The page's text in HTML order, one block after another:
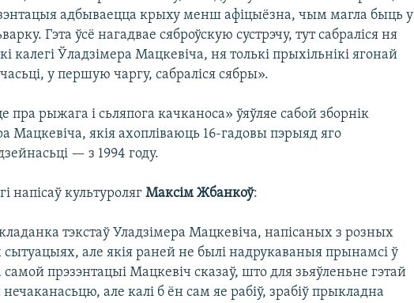
адбываецца крыху менш афіцыёзна, чым магла быць у
Гэта ўсё нагадвае сяброўскую сустрэчу, тут сабраліся ня
калегі Ўладзімера Мацкевіча, ня толькі прыхільнікі ягонай
у першую чаргу, сабраліся сябры».
пра рыжага і сьляпога качканоса» ўяўляе сабой зборнік
Мацкевіча, якія ахопліваюць 16-гадовы пэрыяд яго
— з 1994 году.
напісаў культуролягМаксім Жбанкоў:
тэкстаў Уладзімера Мацкевіча, напісаных з розных
сытуацыях, але якія раней не былі надрукаваныя прынамсі ў
прэзэнтацыі Мацкевіч сказаў, што для зьяўленьне гэтай
нечаканасьцю, але калі б ён сам яе рабіў, зрабіў прыкладна